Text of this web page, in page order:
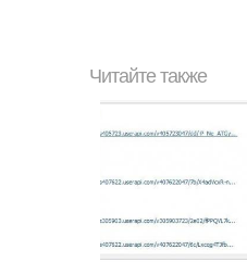
Читайте также